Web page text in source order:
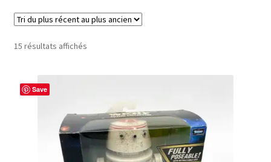
En réapprovisionnement
15 résultats affichésTrié
plus
ancien
Save